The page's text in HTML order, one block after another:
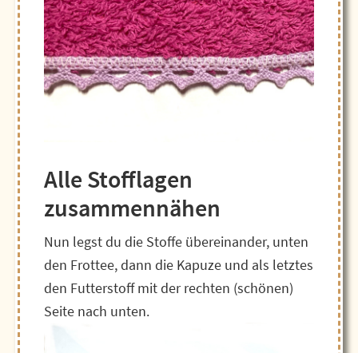
Alle Stofflagen
zusammennähen
Nun legst du die Stoffe übereinander, unten
den Frottee, dann die Kapuze und als letztes
den Futterstoff mit der rechten (schönen)
Seite nach unten.